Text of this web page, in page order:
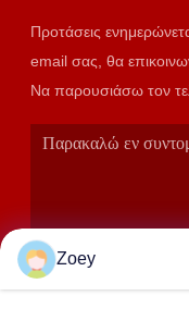
Προτάσεις
email σας, θα
Να παρουσιάσω τον
Zoey